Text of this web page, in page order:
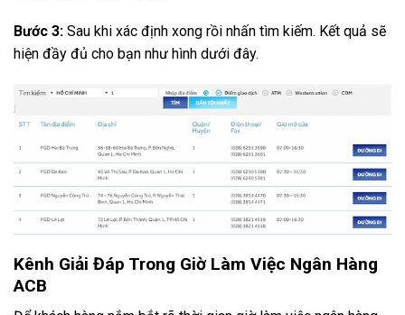
Bước 3: Sau khi xác định xong rồi nhấn tìm kiếm. Kết quả sẽ
hiện đầy đủ cho bạn như hình dưới đây.
Kênh Giải Đáp Trong Giờ Làm Việc Ngân Hàng
ACB